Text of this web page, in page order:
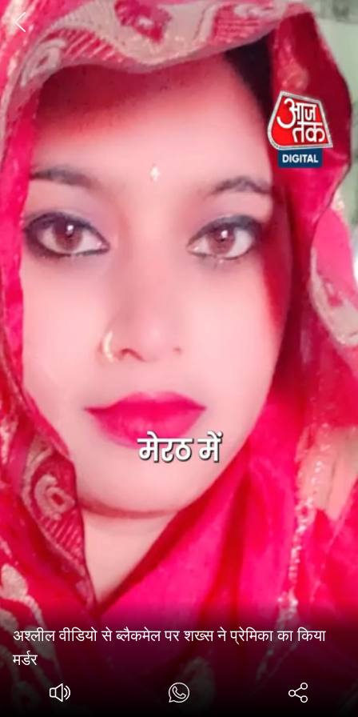
अश्लील वीडियो से ब्लैकमेल पर शख्स ने प्रेमिका का किया
मर्डर